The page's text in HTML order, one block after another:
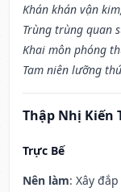
Khán khán vận
Trùng trùng quan
Khai môn phóng
Tam niên lưỡng
Thập Nhị Kiến
Trực Bế
Nên làm: Xây